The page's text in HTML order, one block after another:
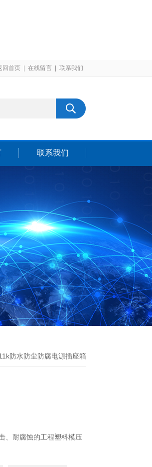
回首页 在线留言 联系我们
联系我们
防水防尘防腐电源插座箱
、耐腐蚀的工程塑料模压